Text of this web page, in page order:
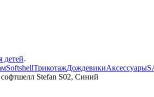
детей
SoftshellТрикотажДождевикиАксессуары
софтшелл Stefan S02, Синий